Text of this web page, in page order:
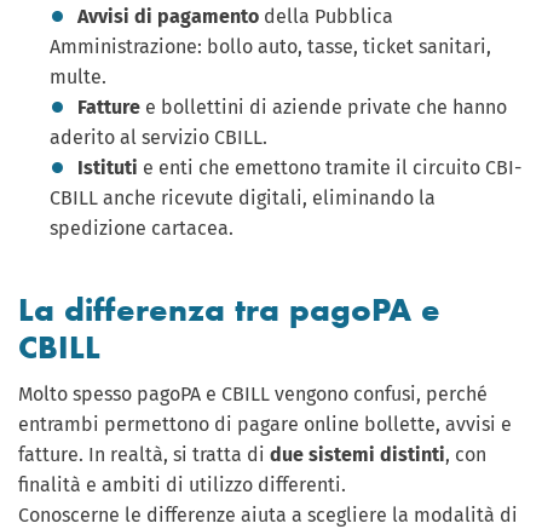
Avvisi di pagamento della Pubblica
Amministrazione: bollo auto, tasse, ticket sanitari,
multe.
Fatture e bollettini di aziende private che hanno
aderito al servizio CBILL.
Istituti e enti che emettono tramite il circuito CBI-
CBILL anche ricevute digitali, eliminando la
spedizione cartacea.
La differenza tra pagoPA e
CBILL
Molto spesso pagoPA e CBILL vengono confusi, perché
entrambi permettono di pagare online bollette, avvisi e
fatture. In realtà, si tratta di due sistemi distinti, con
finalità e ambiti di utilizzo differenti.
Conoscerne le differenze aiuta a scegliere la modalità di